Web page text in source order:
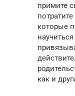
примите
которые
как и